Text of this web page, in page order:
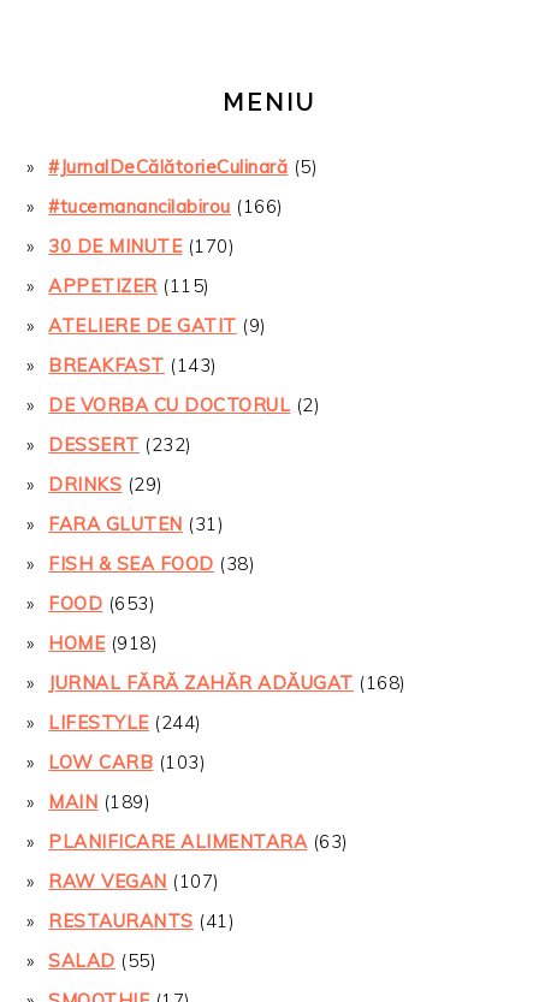
MENIU
#JurnalDeCălătorieCulinară (5)
#tucemanancilabirou (166)
30 DE MINUTE(170)
APPETIZER(115)
ATELIERE DE GATIT (9)
BREAKFAST (143)
DE VORBA CU DOCTORUL (2)
DESSERT (232)
DRINKS (29)
FARA GLUTEN (31)
FISH & SEA FOOD (38)
FOOD (653)
HOME(918)
JURNAL FĂRĂ ZAHĂR ADĂUGAT (168)
LIFESTYLE(244)
LOW CARB (103)
MAIN (189)
PLANIFICARE ALIMENTARA(63)
RAW VEGAN (107)
RESTAURANTS (41)
SALAD (55)